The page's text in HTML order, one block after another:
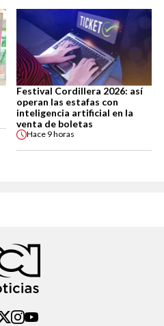
Festival Cordillera 2026: así
operan las estafas con
inteligencia artificial en la
venta de boletas
Hace 9 horas